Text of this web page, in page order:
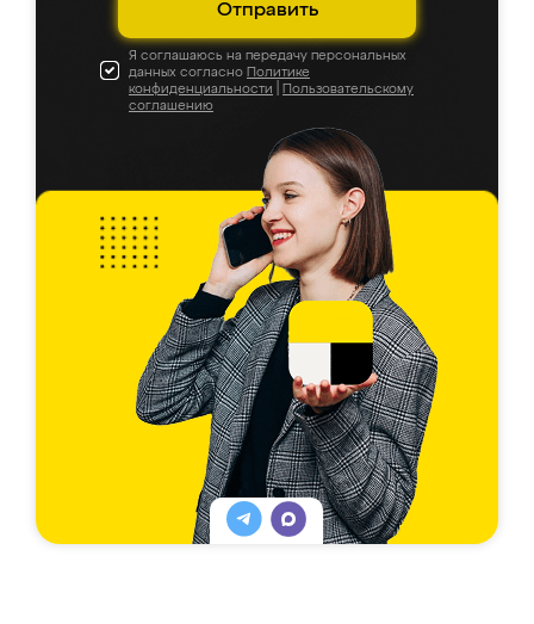
Отправить
Я соглашаюсь на передачу персональных
данных согласно Политике
конфиденциальности
Пользовательскому
соглашению